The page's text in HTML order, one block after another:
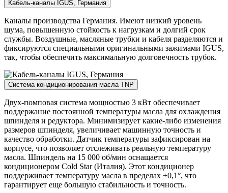
Кабель-каналы IGUS, Германия
Каналы производства Германия. Имеют низкий уровень
шума, повышенную стойкость к нагрузкам и долгий срок
службы. Воздушные, масляные трубки и кабеля разделяются и
фиксируются специальными оригинальными зажимами IGUS,
так, чтобы обеспечить максимальную долговечность трубок.
Система кондиционирования масла TNP
Двух-помповая система мощностью 3 кВт обеспечивает
поддержание постоянной температуры масла для охлаждения
шпинделя и редуктора. Минимизирует какие-либо изменения
размеров шпинделя, увеличивает машинную точность и
качество обработки. Датчик температуры зафиксирован на
корпусе, что позволяет отслеживать реальную температуру
масла. Шпиндель на 15 000 об/мин оснащается
кондиционером Cold Star (Италия). Этот кондиционер
поддерживает температуру масла в пределах ±0,1°, что
гарантирует еще большую стабильность и точность.